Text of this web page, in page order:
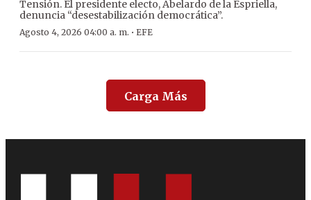
Tensión. El presidente electo, Abelardo de la Espriella,
denuncia “desestabilización democrática”.
Agosto 4, 2026 04:00 a. m. · EFE
Carga Más